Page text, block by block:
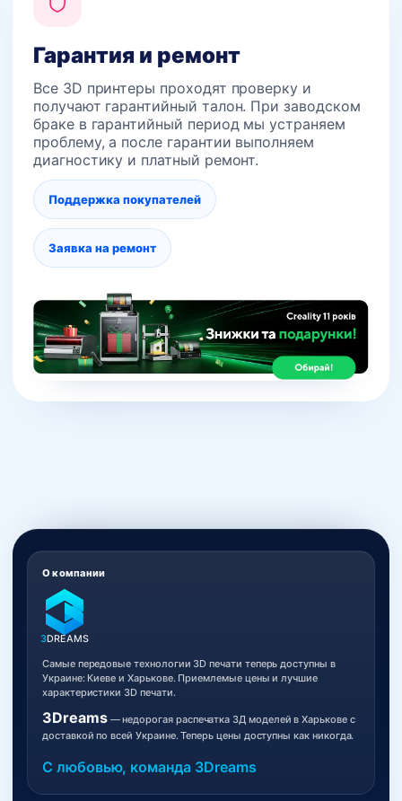
Гарантия и ремонт
Все 3D принтеры проходят проверку и
получают гарантийный талон. При заводском
браке в гарантийный период мы устраняем
проблему, а после гарантии выполняем
диагностику и платный ремонт.
Поддержка покупателей
Заявка на ремонт
О компании
3DREAMS
Самые передовые технологии 3D печати теперь доступны в
Украине: Киеве и Харькове. Приемлемые цены и лучшие
характеристики 3D печати.
3Dreams— недорогая распечатка 3Д моделей в Харькове с
доставкой по всей Украине. Теперь цены доступны как никогда.
С любовью, команда 3Dreams